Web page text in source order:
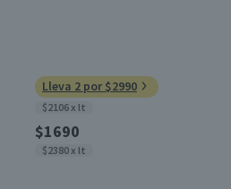
Lleva 2 por $2990
$2106 x lt
$1690
$2380 x lt